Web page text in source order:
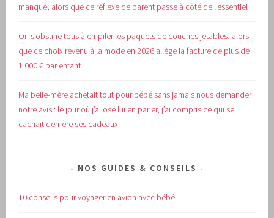
manqué, alors que ce réflexe de parent passe à côté de l’essentiel
On s’obstine tous à empiler les paquets de couches jetables, alors
que ce choix revenu à la mode en 2026 allège la facture de plus de
1 000 € par enfant
Ma belle-mère achetait tout pour bébé sans jamais nous demander
notre avis : le jour où j’ai osé lui en parler, j’ai compris ce qui se
cachait derrière ses cadeaux
NOS GUIDES & CONSEILS
10 conseils pour voyager en avion avec bébé